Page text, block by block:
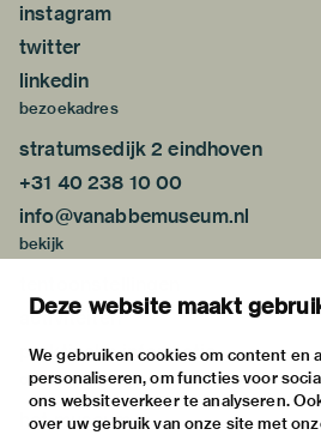
Deze website maakt
We gebruiken cookies om content en
personaliseren, om functies voor
ons websiteverkeer te analyseren.
over uw gebruik van onze site met
instagram
twitter
linkedin
bezoekadres
stratumsedijk 2 eindhoven
+31 40 238 10 00
info@vanabbemuseum.nl
bekijk
activiteiten
praktische informatie
over
het museum